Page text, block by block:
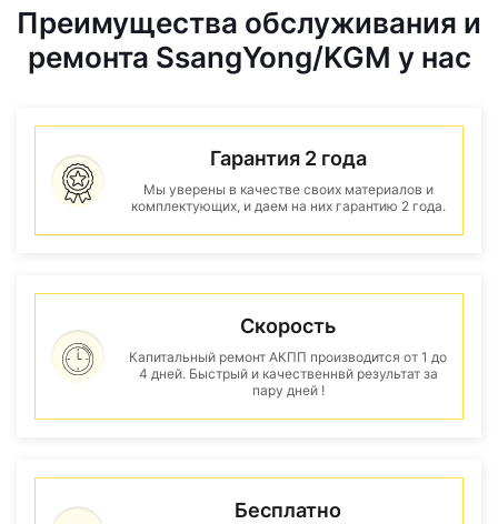
Преимущества обслуживания и
ремонта SsangYong/KGM у нас
Гарантия 2 года
Мы уверены в качестве своих материалов и
комплектующих, и даем на них гарантию 2 года.
Скорость
Капитальный ремонт АКПП производится от 1 до
4 дней. Быстрый и качественнвй результат за
пару дней !
Бесплатно